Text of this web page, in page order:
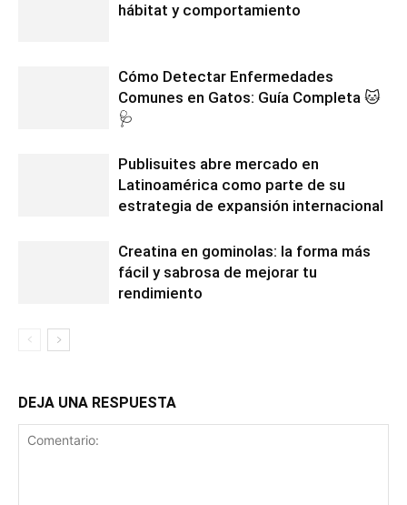
hábitat y comportamiento
Cómo Detectar Enfermedades
Comunes en Gatos: Guía Completa 🐱
🩺
Publisuites abre mercado en
Latinoamérica como parte de su
estrategia de expansión internacional
Creatina en gominolas: la forma más
fácil y sabrosa de mejorar tu
rendimiento
DEJA UNA RESPUESTA